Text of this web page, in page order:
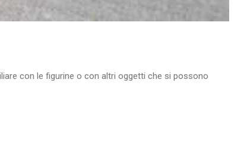
con le figurine o con altri oggetti che si possono